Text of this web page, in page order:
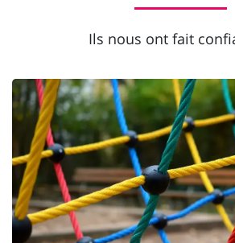
Ils nous ont fait